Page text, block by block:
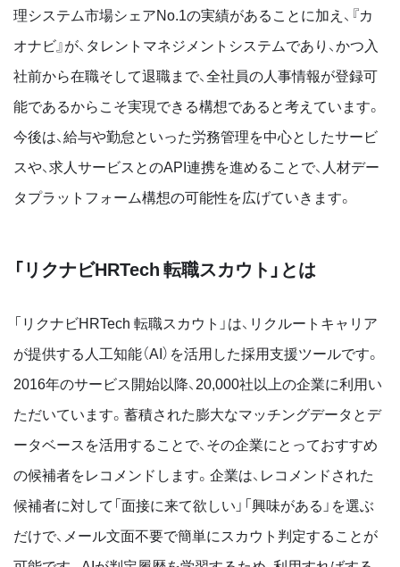
理システム市場シェアNo.1の実績があることに加え、『カ
オナビ』が、タレントマネジメントシステムであり、かつ入
社前から在職そして退職まで、全社員の人事情報が登録可
能であるからこそ実現できる構想であると考えています。
今後は、給与や勤怠といった労務管理を中心としたサービ
スや、求人サービスとのAPI連携を進めることで、人材デー
タプラットフォーム構想の可能性を広げていきます。
「リクナビHRTech 転職スカウト」とは
「リクナビHRTech 転職スカウト」は、リクルートキャリア
が提供する人工知能（AI）を活用した採用支援ツールです。
2016年のサービス開始以降、20,000社以上の企業に利用い
ただいています。蓄積された膨大なマッチングデータとデ
ータベースを活用することで、その企業にとっておすすめ
の候補者をレコメンドします。企業は、レコメンドされた
候補者に対して「面接に来て欲しい」「興味がある」を選ぶ
だけで、メール文面不要で簡単にスカウト判定することが